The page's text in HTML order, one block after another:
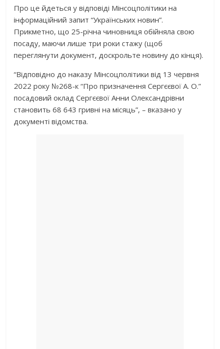
Про це йдеться у відповіді Мінсоцполітики на
інформаційний запит “Українських новин”.
Прикметно, що 25-річна чиновниця обійняла свою
посаду, маючи лише три роки стажу (щоб
переглянути документ, доскрольте новину до кінця).
“Відповідно до наказу Мінсоцполітики від 13 червня
2022 року №268-к “Про призначення Сергєєвої А. О.”
посадовий оклад Сергєєвої Анни Олександрівни
становить 68 643 гривні на місяць”, – вказано у
документі відомства.